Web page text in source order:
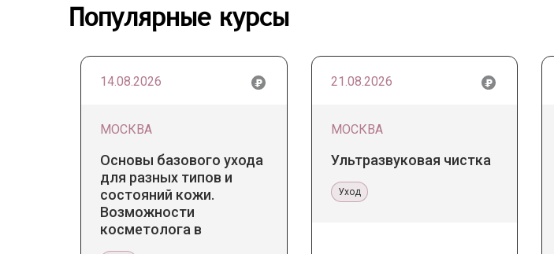
Популярные курсы
14.08.2026
МОСКВА
Основы базового ухода
для разных типов и
состояний кожи.
Возможности
косметолога в
21.08.2026
МОСКВА
Ультразвуковая чистка
Уход